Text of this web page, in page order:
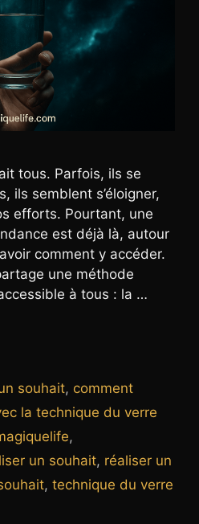
tous. Parfois, ils se
ils semblent s’éloigner,
efforts. Pourtant, une
est déjà là, autour
comment y accéder.
une méthode
à tous : la …
souhait, comment
la technique du verre
,
un souhait, réaliser un
, technique du verre